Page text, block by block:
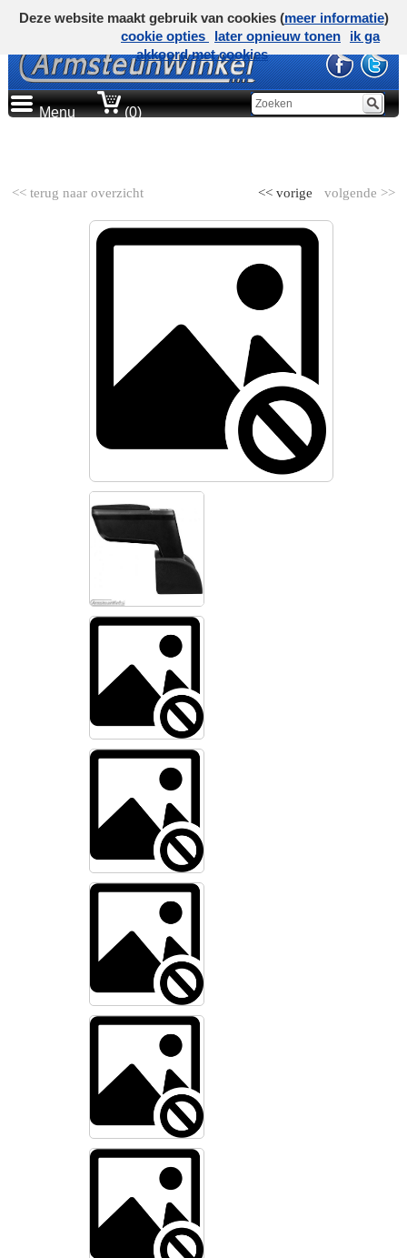
Menu (0)
<< terug naar overzicht volgende >>
<< vorige
Deze website maakt gebruik van cookies (meer informatie)
cookie opties
later opnieuw tonen
ik ga
akkoord met cookies